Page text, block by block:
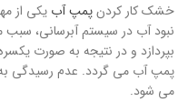
خشک کار کردنپمپ آب یکی از
نبود آب در سیستم آبرسانی،
بپردازد و در نتیجه به صورت
پمپ آب می گردد. عدم رسیدگی
می شود.